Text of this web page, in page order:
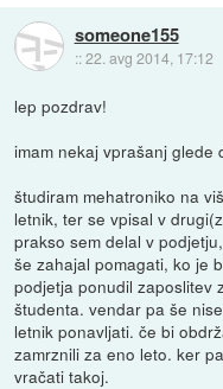
someone155
::22. avg 2014, 17:12
lep pozdrav!
imam nekaj vprašanj
študiram mehatroniko na
letnik, ter se vpisal v
prakso sem delal v
še zahajal pomagati, ko je
podjetja ponudil zaposlitev
študenta. vendar pa še
letnik ponavljati. če bi
zamrznili za eno leto. ker
vračati takoj.